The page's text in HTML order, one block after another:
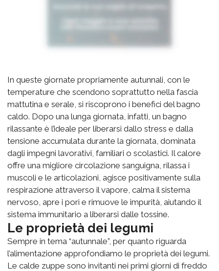
In queste giornate propriamente autunnali, con le
temperature che scendono soprattutto nella fascia
mattutina e serale, si riscoprono i benefici del bagno
caldo. Dopo una lunga giornata, infatti, un bagno
rilassante è l’ideale per liberarsi dallo stress e dalla
tensione accumulata durante la giornata, dominata
dagli impegni lavorativi, familiari o scolastici. Il calore
offre una migliore circolazione sanguigna, rilassa i
muscoli e le articolazioni, agisce positivamente sulla
respirazione attraverso il vapore, calma il sistema
nervoso, apre i pori e rimuove le impurità, aiutando il
sistema immunitario a liberarsi dalle tossine.
Le proprietà dei legumi
Sempre in tema “autunnale”, per quanto riguarda
l’alimentazione approfondiamo le proprietà dei legumi.
Le calde zuppe sono invitanti nei primi giorni di freddo